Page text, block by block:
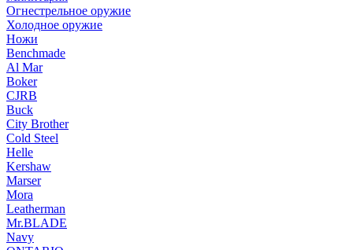
Огнестрельное оружие
Холодное оружие
Ножи
Benchmade
Al Mar
Boker
CJRB
Buck
City Brother
Cold Steel
Helle
Kershaw
Marser
Mora
Leatherman
Mr.BLADE
Navy